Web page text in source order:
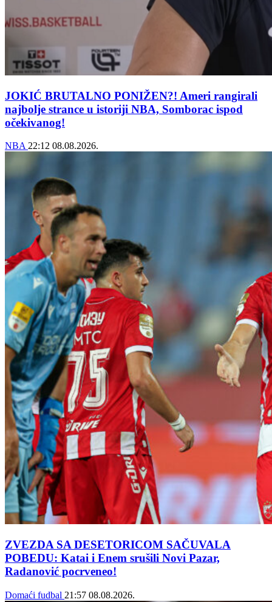
JOKIĆ BRUTALNO PONIŽEN?! Ameri rangirali
najbolje strance u istoriji NBA, Somborac ispod
očekivanog!
NBA 22:12 08.08.2026.
ZVEZDA SA DESETORICOM SAČUVALA
POBEDU: Katai i Enem srušili Novi Pazar,
Radanović pocrveneo!
Domaći fudbal 21:57 08.08.2026.